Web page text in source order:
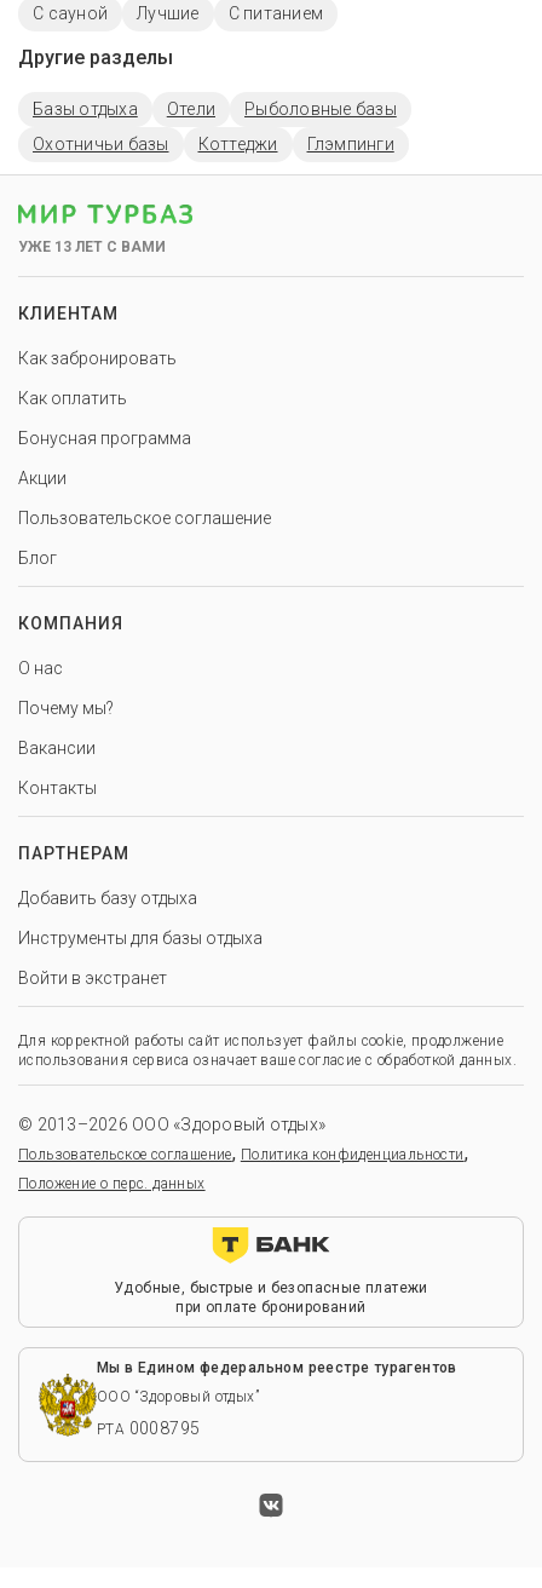
С сауной
Лучшие С питанием
Другие разделы
Базы отдыха Отели
Рыболовные базы
Охотничьи базы
Коттеджи Глэмпинги
УЖЕ 13 ЛЕТ С ВАМИ
КЛИЕНТАМ
Как забронировать
Как оплатить
Бонусная программа
Акции
Пользовательское соглашение
Блог
КОМПАНИЯ
О нас
Почему мы?
Вакансии
Контакты
ПАРТНЕРАМ
Добавить базу отдыха
Инструменты для базы отдыха
Войти в экстранет
Для корректной работы сайт использует файлы cookie, продолжение
использования сервиса означает ваше согласие с обработкой данных.
© 2013–2026 ООО «Здоровый отдых»
Пользовательское соглашение, Политика конфиденциальности,
Положение о перс. данных
Удобные, быстрые и безопасные платежи
при оплате бронирований
Мы в Едином федеральном реестре турагентов
ООО “Здоровый отдых”
РТА 0008795